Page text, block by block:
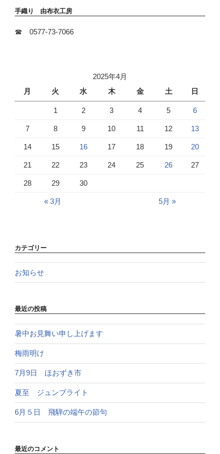
手織り 由布衣工房
☎ 0577-73-7066
2025年4月
月
火 水 木 金 土 日
1 2 3 4 5 6
7 8 9 10 11 12 13
14 15 16 17 18 19 20
21 22 23 24 25 26 27
28 29 30
« 3月 5月 »
カテゴリー
お知らせ
最近の投稿
暑中お見舞い申し上げます
梅雨明け
7月9日 ほおずき市
夏至 ジュンブライト
6月５日 飛騨の端午の節句
最近のコメント